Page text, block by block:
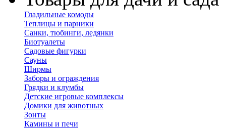
Гладильные комоды
Теплицы и парники
Санки, тюбинги, ледянки
Биотуалеты
Садовые фигурки
Сауны
Ширмы
Заборы и ограждения
Грядки и клумбы
Детские игровые комплексы
Домики для животных
Зонты
Камины и печи